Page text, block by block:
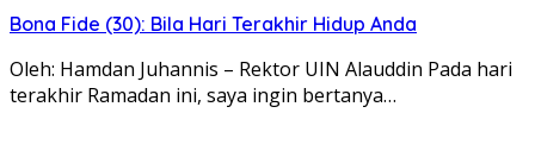
Bona Fide (30): Bila Hari Terakhir Hidup Anda
Oleh: Hamdan Juhannis – Rektor UIN Alauddin Pada hari
terakhir Ramadan ini, saya ingin bertanya…